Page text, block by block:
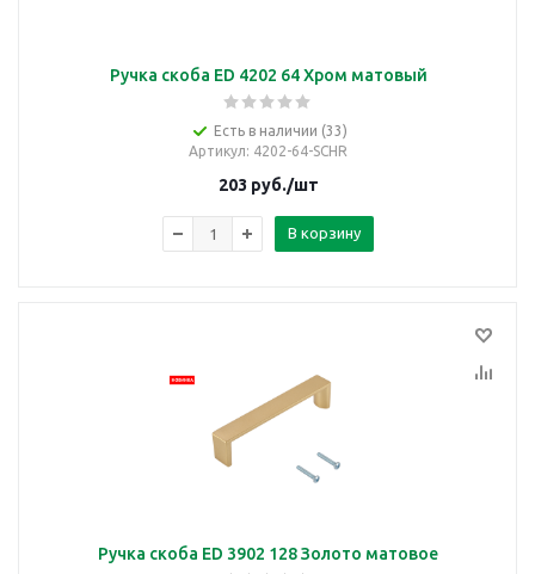
Ручка скоба ED 4202 64 Хром матовый
Есть в наличии (33)
Артикул: 4202-64-SCHR
203 руб./шт
В корзину
Ручка скоба ED 3902 128 Золото матовое